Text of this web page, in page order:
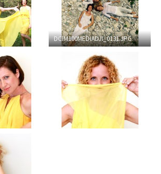
DCIM100MEDIADJI_0131.JPG